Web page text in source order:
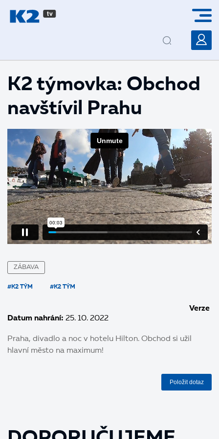
K2 týmovka: Obchod
navštívil Prahu
ZÁBAVA
#K2 TÝM #K2 TÝM
Datum nahrání: 25. 10. 2022
Verze
Praha, divadlo a noc v hotelu Hilton. Obchod si užil
hlavní město na maximum!
Položit dotaz